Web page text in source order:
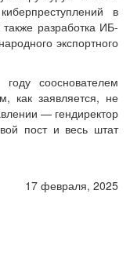
в
разработка ИБ-
экспортного
сооснователем
как заявляется, не
— гендиректор
пост и весь штат
17 февраля, 2025